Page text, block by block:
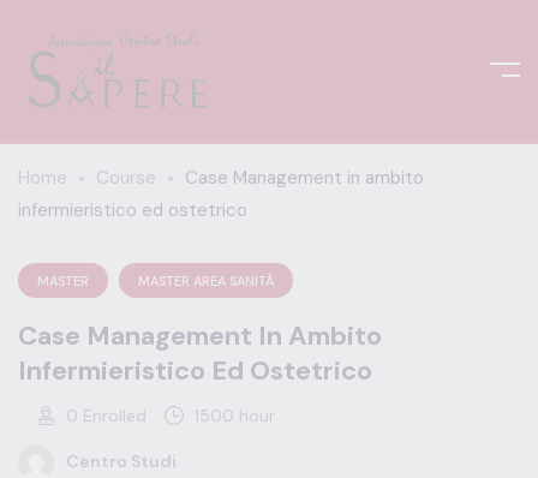
Home Course
Case Management in ambito
infermieristico ed ostetrico
MASTER MASTER AREA SANITÀ
Case Management In Ambito
Infermieristico Ed Ostetrico
0 Enrolled 1500 hour
Centro Studi